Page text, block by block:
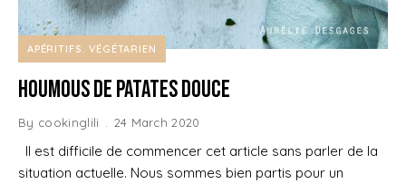
APÉRITIFS VÉGÉTARIEN
Houmous de patates douce
By cookinglili 24 March 2020
Il est difficile de commencer cet article sans parler de la
situation actuelle. Nous sommes bien partis pour un